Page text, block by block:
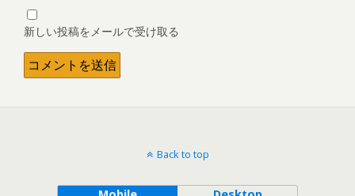
新しい投稿をメールで受け取る
Back to top